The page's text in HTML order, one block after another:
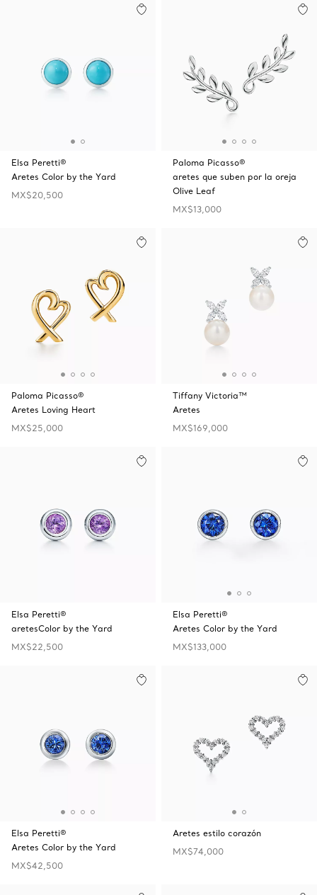
Elsa Peretti®
Aretes Color by the Yard
MX$20,500
Paloma Picasso®
aretes que suben por la oreja
Olive Leaf
MX$13,000
Paloma Picasso®
Aretes Loving Heart
MX$25,000
Tiffany Victoria™
Aretes
MX$169,000
Elsa Peretti®
aretesColor by the Yard
MX$22,500
Elsa Peretti®
Aretes Color by the Yard
MX$133,000
Elsa Peretti®
Aretes Color by the Yard
MX$42,500
Aretes estilo corazón
MX$74,000